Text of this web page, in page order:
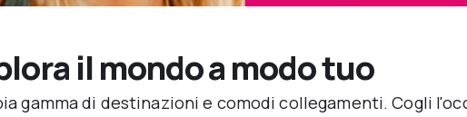
il mondo a modo tuo
gamma di destinazioni e comodi collegamenti. Cogli